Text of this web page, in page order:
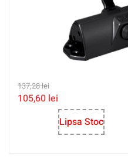
137,28lei
105,60 lei
Lipsa Stoc